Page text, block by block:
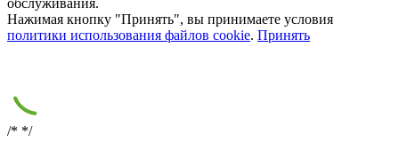
обслуживания.
Нажимая кнопку "Принять", вы принимаете условия
политики использования файлов cookie. Принять
/* */